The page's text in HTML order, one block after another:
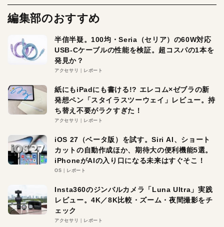
編集部のおすすめ
半信半疑。100均・Seria（セリア）の60W対応
USB-Cケーブルの性能を検証。超コスパの1本を
発見か？
アクセサリ レポート
紙にもiPadにも書ける!? エレコム×ゼブラの新
発想ペン「スタイラスツーウェイ」レビュー。持
ち替え不要がラクすぎた！
アクセサリ レポート
iOS 27（ベータ版）を試す。Siri AI、ショート
カットの自動作成ほか、期待大の便利機能5選。
iPhoneがAIの入り口になる未来はすぐそこ！
OS レポート
Insta360のジンバルカメラ「Luna Ultra」実践
レビュー。4K／8K比較・ズーム・夜間撮影をチ
ェック
アクセサリ レポート